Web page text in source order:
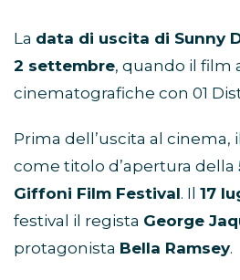
La data di uscita di Sunny
2 settembre, quando il film
cinematografiche con 01
Prima dell’uscita al cinema,
come titolo d’apertura della
Giffoni Film Festival. Il 17
festival il regista George
protagonista Bella Ramsey.